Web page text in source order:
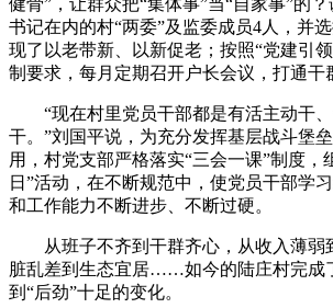
健骨”，让群众把“集体事”当“自家事”的
书记在内的村“两委”及监委成员4人，并
现了以老带新、以新促老；按照“党建引
制要求，每月定期召开户长会议，打通
“现在村里党员干部都是有活主动干、
干。”刘国平说，为充分发挥基层战斗堡
用，村党支部严格落实“三会一课”制度，
日”活动，在不断规范中，使党员干部学
和工作能力不断进步、不断过硬。
从班子不齐到干群齐心，从收入薄弱
脏乱差到生态宜居……如今的陆庄村完成
到“后劲”十足的变化。